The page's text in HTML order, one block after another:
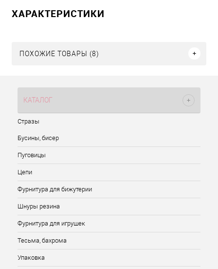
ХАРАКТЕРИСТИКИ
ПОХОЖИЕ ТОВАРЫ (8)
КАТАЛОГ
Стразы
Бусины, бисер
Пуговицы
Цепи
Фурнитура для бижутерии
Шнуры резина
Фурнитура для игрушек
Тесьма, бахрома
Упаковка